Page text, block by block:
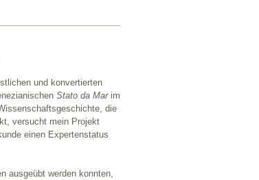
und konvertierten
Stato da Marim
die
versucht mein Projekt
einen Expertenstatus
ausgeübt werden konnten,